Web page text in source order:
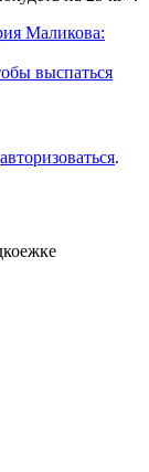
Маликова:
выспаться
авторизоваться.